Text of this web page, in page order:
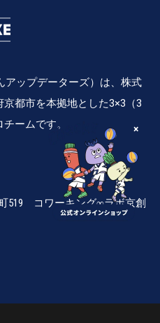
×
アップデーターズ）は、株式
都市を本拠地とした3×3（3
ームです。
519 コワーキング∞ラボ京創